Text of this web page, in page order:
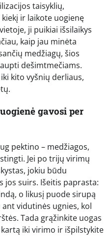
taisyklių,
ir laikote uogienę
ji puikiai išsilaikys
kaip jau minėta
medžiagų, šios
dešimtmečiams.
kito vyšnių derliaus,
gavosi per
pektino – medžiagos,
Jei po trijų virimų
jokiu būdu
jos suirs. Išeitis paprasta:
o likusį puode sirupą
vidutinės ugnies, kol
Tada grąžinkite uogas
iki virimo ir išpilstykite